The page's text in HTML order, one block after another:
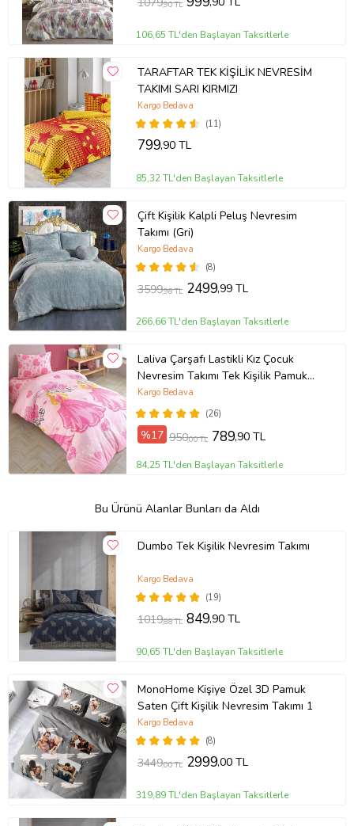
,90 TL
106,65 TL'den Başlayan Taksitlerle
TARAFTAR TEK KİŞİLİK NEVRESİM
TAKIMI SARI KIRMIZI
(11)
Kargo Bedava
799,90 TL
85,32 TL'den Başlayan Taksitlerle
Çift Kişilik Kalpli Peluş Nevresim
Takımı (Gri)
(8)
Kargo Bedava
3599,98 TL 2499,99 TL
266,66 TL'den Başlayan Taksitlerle
Laliva Çarşafı Lastikli Kız Çocuk
Nevresim Takımı Tek Kişilik Pamuk
Ranforce
(26)
Kargo Bedava
%17 950,00 TL 789,90 TL
84,25 TL'den Başlayan Taksitlerle
Bu Ürünü Alanlar Bunları da Aldı
Dumbo Tek Kişilik Nevresim Takımı
(19)
Kargo Bedava
1019,88 TL 849,90 TL
90,65 TL'den Başlayan Taksitlerle
MonoHome Kişiye Özel 3D Pamuk
Saten Çift Kişilik Nevresim Takımı 1
(8)
Kargo Bedava
3449,00 TL 2999,00 TL
319,89 TL'den Başlayan Taksitlerle